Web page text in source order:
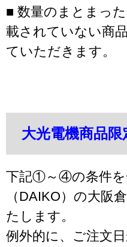
■ 数量のまとまっ
載されていない商
ていただきます。
大光電機商品限
下記①～④の条件を
（DAIKO）の大阪
たします。
例外的に、ご注文